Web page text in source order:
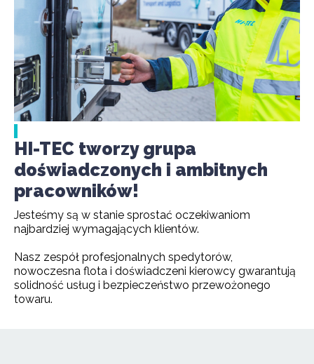
HI-TEC tworzy grupa
doświadczonych i ambitnych
pracowników!
Jesteśmy są w stanie sprostać oczekiwaniom
najbardziej wymagających klientów.
Nasz zespół profesjonalnych spedytorów,
nowoczesna flota i doświadczeni kierowcy gwarantują
solidność usług i bezpieczeństwo przewożonego
towaru.